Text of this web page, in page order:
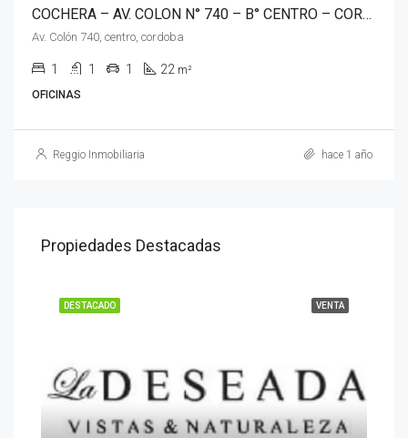
COCHERA – AV. COLON N° 740 – B° CENTRO – CORDOBA
Av. Colón 740, centro, cordoba
1 1 1 22 m²
OFICINAS
Reggio Inmobiliaria hace 1 año
Propiedades Destacadas
VENTA
DESTACADO